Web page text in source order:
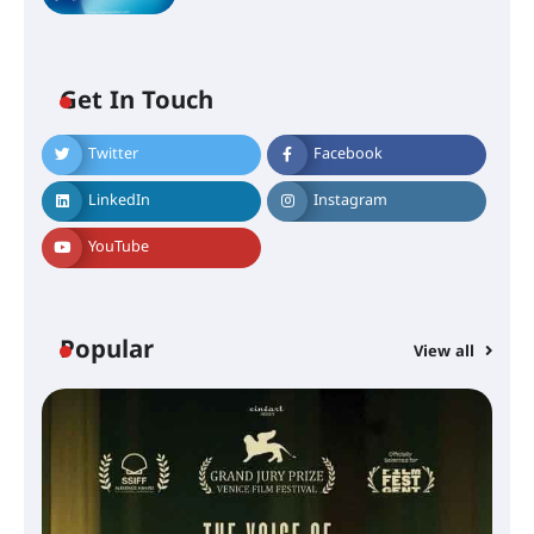
Get In Touch
Twitter Facebook
LinkedIn Instagram
YouTube
Popular View all